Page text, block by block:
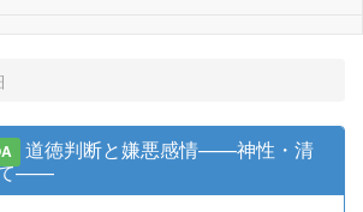
道徳判断と嫌悪感情——神性・清
て——